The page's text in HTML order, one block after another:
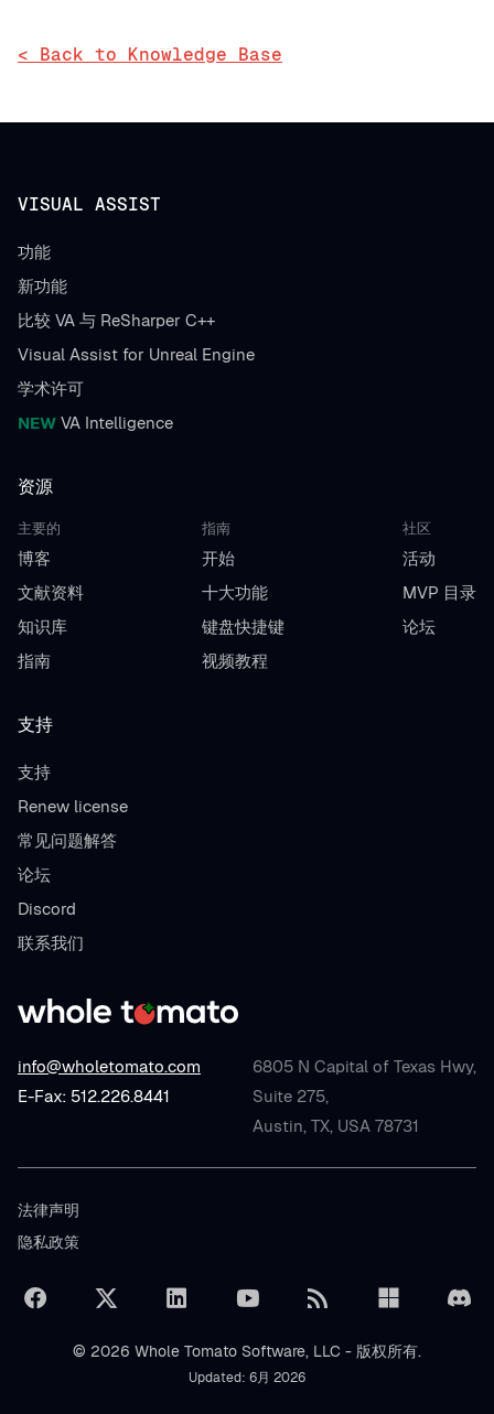
< Back to Knowledge Base
info@wholetomato.com
E-Fax: 512.226.8441
6805 N Capital of Texas Hwy,
Suite 275,
Austin, TX, USA 78731
VISUAL ASSIST
功能
新功能
比较 VA 与 ReSharper C++
Visual Assist for Unreal Engine
学术许可
NEW VA Intelligence
资源
主要的
博客
文献资料
知识库
指南
指南
开始
十大功能
键盘快捷键
视频教程
社区
活动
MVP 目录
论坛
支持
支持
Renew license
常见问题解答
论坛
Discord
联系我们
法律声明
隐私政策
© 2026 Whole Tomato Software, LLC - 版权所有.
Updated: 6月 2026